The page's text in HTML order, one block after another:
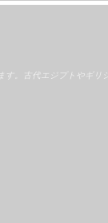
。古代エジプトやギ